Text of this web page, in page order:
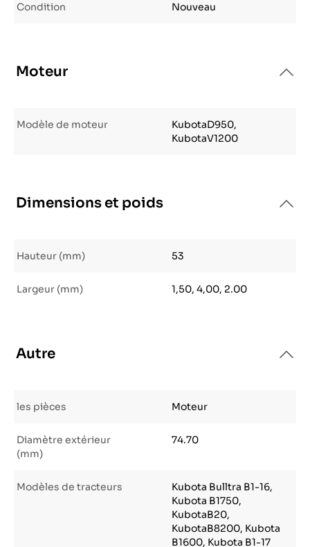
Condition Nouveau
Moteur
Modèle de moteur
KubotaD950,
KubotaV1200
Dimensions et poids
Hauteur (mm) 53
Largeur (mm) 1,50, 4,00, 2.00
Autre
les pièces Moteur
Diamètre extérieur
(mm)
74.70
Modèles de tracteurs
Kubota Bulltra B1-16,
Kubota B1750,
KubotaB20,
KubotaB8200, Kubota
B1600, Kubota B1-17